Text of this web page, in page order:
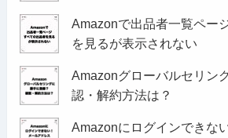
Amazonで出品者一覧ペー
を見るが表示されない
Amazonグローバルセリン
認・解約方法は？
Amazonにログインできな